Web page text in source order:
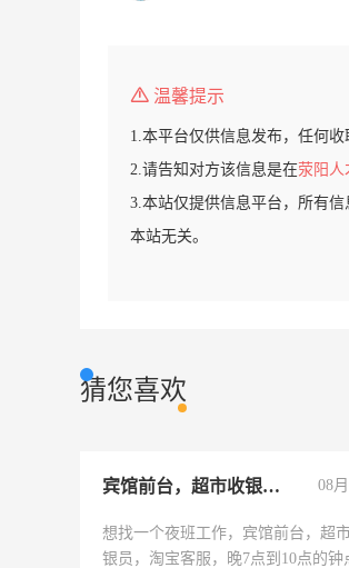
温馨提示
1.本平台仅供信息发布，任何
2.请告知对方该信息是在荥阳人
3.本站仅提供信息平台，所有
本站无关。
猜您喜欢
宾馆前台，超市收银员，淘宝客服 08
想找一个夜班工作，宾馆前台，超
银员，淘宝客服，晚7点到10点的钟